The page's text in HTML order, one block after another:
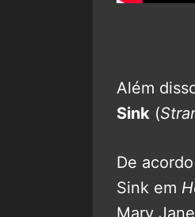
Além
Sink (
De
Sink em
Mary